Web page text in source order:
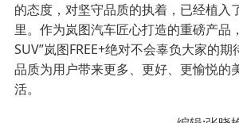
的态度，对坚守品质的执着，已经植入
里。作为岚图汽车匠心打造的重磅产品
SUV”岚图FREE+绝对不会辜负大家的
品质为用户带来更多、更好、更愉悦的
活。